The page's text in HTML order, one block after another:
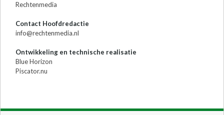
Rechtenmedia
Contact Hoofdredactie
info@rechtenmedia.nl
Ontwikkeling en technische realisatie
Blue Horizon
Piscator.nu